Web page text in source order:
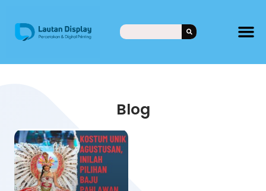
Blog